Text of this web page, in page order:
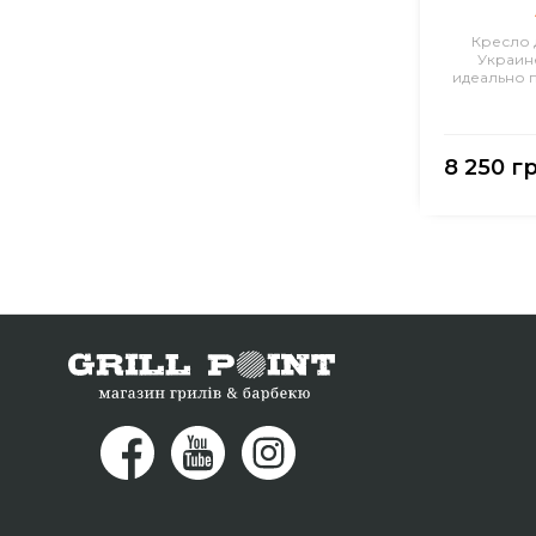
Кресло
идеально
8 250